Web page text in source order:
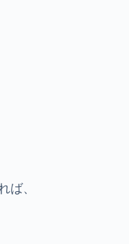
ば、